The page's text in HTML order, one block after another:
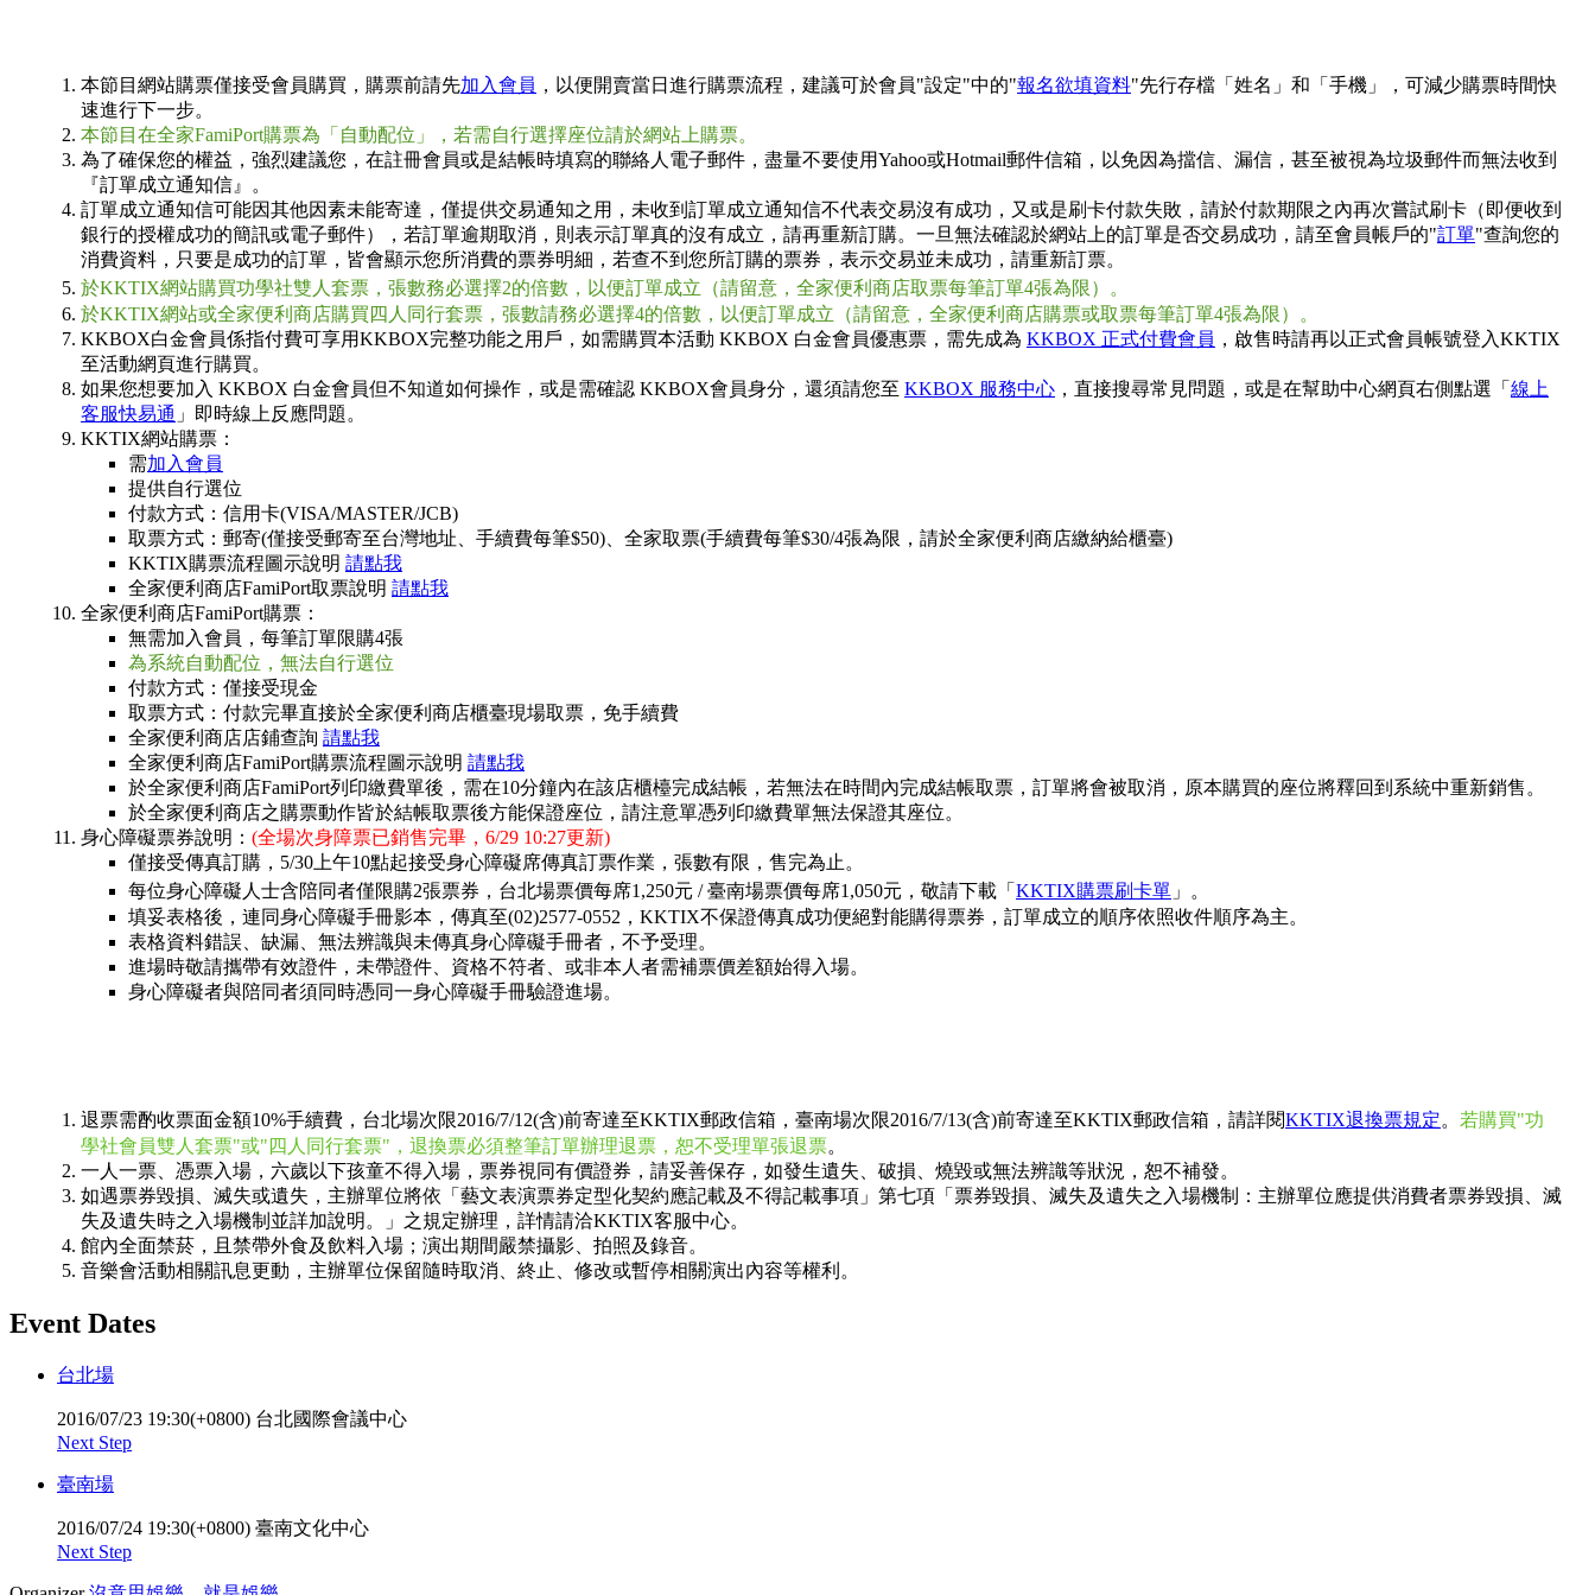
本節目網站購票僅接受會員購買，購票前請先加入會員 ，以便開賣當日進行購票流程，建議可於會員"設定"中的"報名欲填資料"先行存檔「姓名」和「手機」，可減少購票時間快
速進行下一步。
本節目在全家FamiPort購票為「自動配位」，若需自行選擇座位請於網站上購票。
為了確保您的權益，強烈建議您，在註冊會員或是結帳時填寫的聯絡人電子郵件，盡量不要使用Yahoo或Hotmail郵件信箱，以免因為擋信、漏信，甚至被視為垃圾郵件而無法收到
『訂單成立通知信』。
訂單成立通知信可能因其他因素未能寄達，僅提供交易通知之用，未收到訂單成立通知信不代表交易沒有成功，又或是刷卡付款失敗，請於付款期限之內再次嘗試刷卡（即便收到
銀行的授權成功的簡訊或電子郵件），若訂單逾期取消，則表示訂單真的沒有成立，請再重新訂購。一旦無法確認於網站上的訂單是否交易成功，請至會員帳戶的"訂單"查詢您的
消費資料，只要是成功的訂單，皆會顯示您所消費的票券明細，若查不到您所訂購的票券，表示交易並未成功，請重新訂票。
於KKTIX網站購買功學社雙人套票，張數務必選擇2的倍數，以便訂單成立（請留意，全家便利商店取票每筆訂單4張為限）。
於KKTIX網站或全家便利商店購買四人同行套票，張數請務必選擇4的倍數，以便訂單成立（請留意，全家便利商店購票或取票每筆訂單4張為限）。
KKBOX白金會員係指付費可享用KKBOX完整功能之用戶，如需購買本活動 KKBOX 白金會員優惠票，需先成為 KKBOX 正式付費會員 ，啟售時請再以正式會員帳號登入KKTIX
至活動網頁進行購買。
如果您想要加入 KKBOX 白金會員但不知道如何操作，或是需確認 KKBOX會員身分，還須請您至 KKBOX 服務中心 ，直接搜尋常見問題，或是在幫助中心網頁右側點選「 線上
客服快易通 」即時線上反應問題。
KKTIX網站購票：
需加入會員
提供自行選位
付款方式：信用卡(VISA/MASTER/JCB)
取票方式：郵寄(僅接受郵寄至台灣地址、手續費每筆$50)、全家取票(手續費每筆$30/4張為限，請於全家便利商店繳納給櫃臺)
KKTIX購票流程圖示說明 請點我
全家便利商店FamiPort取票說明 請點我
全家便利商店FamiPort購票：
無需加入會員，每筆訂單限購4張
為系統自動配位，無法自行選位
付款方式：僅接受現金
取票方式：付款完畢直接於全家便利商店櫃臺現場取票，免手續費
全家便利商店店鋪查詢 請點我
全家便利商店FamiPort購票流程圖示說明 請點我
於全家便利商店FamiPort列印繳費單後，需在10分鐘內在該店櫃檯完成結帳，若無法在時間內完成結帳取票，訂單將會被取消，原本購買的座位將釋回到系統中重新銷售。
於全家便利商店之購票動作皆於結帳取票後方能保證座位，請注意單憑列印繳費單無法保證其座位。
身心障礙票券說明： (全場次身障票已銷售完畢，6/29 10:27更新)
僅接受傳真訂購，5/30上午10點起接受身心障礙席傳真訂票作業，張數有限，售完為止。
每位身心障礙人士含陪同者僅限購2張票券，台北場票價每席1,250元 /臺南場票價每席1,050元 ，敬請下載「 KKTIX購票刷卡單 」。
填妥表格後，連同身心障礙手冊影本，傳真至(02)2577-0552，KKTIX不保證傳真成功便絕對能購得票券，訂單成立的順序依照收件順序為主。
表格資料錯誤、缺漏、無法辨識與未傳真身心障礙手冊者，不予受理。
進場時敬請攜帶有效證件，未帶證件、資格不符者、或非本人者需補票價差額始得入場。
身心障礙者與陪同者須同時憑同一身心障礙手冊驗證進場。
退票需酌收票面金額10%手續費，台北場次限2016/7/12(含)前寄達至KKTIX郵政信箱， 臺南場次限2016/7/13(含)前寄達至KKTIX郵政信箱， 請詳閱KKTIX退換票規定。 若購買"功
學社會員雙人套票"或"四人同行套票"，退換票必須整筆訂單辦理退票，恕不受理單張退票。
一人一票、憑票入場，六歲以下孩童不得入場，票券視同有價證券，請妥善保存，如發生遺失、破損、燒毀或無法辨識等狀況，恕不補發。
如遇票券毀損、滅失或遺失，主辦單位將依「藝文表演票券定型化契約應記載及不得記載事項」第七項「票券毀損、滅失及遺失之入場機制：主辦單位應提供消費者票券毀損、滅
失及遺失時之入場機制並詳加說明。」之規定辦理，詳情請洽KKTIX客服中心。
館內全面禁菸，且禁帶外食及飲料入場；演出期間嚴禁攝影、拍照及錄音。
音樂會活動相關訊息更動，主辦單位保留隨時取消、終止、修改或暫停相關演出內容等權利。
Event Dates
台北場
2016/07/23 19:30(+0800) 台北國際會議中心
Next Step
臺南場
2016/07/24 19:30(+0800) 臺南文化中心
Next Step